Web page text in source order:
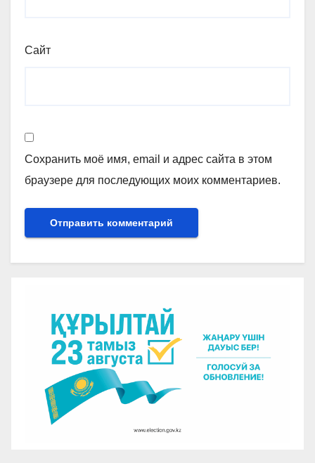
Сайт
Сохранить моё имя, email и адрес сайта в этом
браузере для последующих моих комментариев.